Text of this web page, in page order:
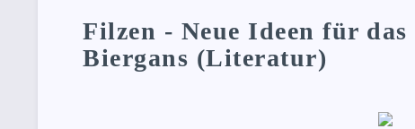
Filzen - Neue Ideen für
Biergans (Literatur)